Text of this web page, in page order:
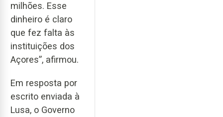
milhões. Esse
dinheiro é claro
que fez falta às
instituições dos
Açores”, afirmou.
Em resposta por
escrito enviada à
Lusa, o Governo